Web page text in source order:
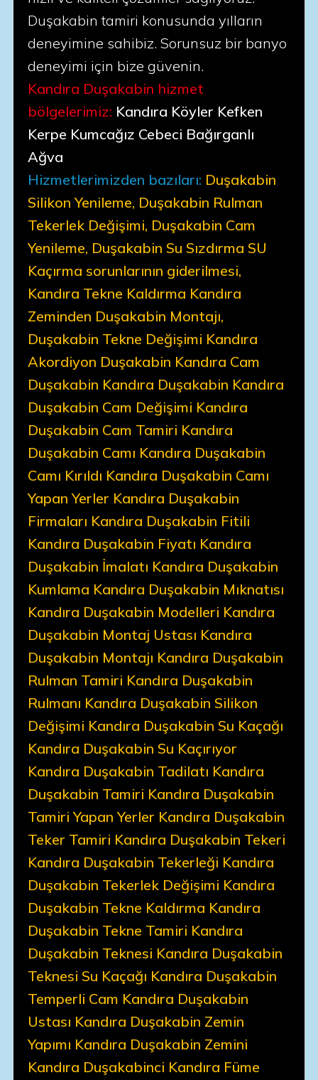
Duşakabin tamiri konusunda yılların
deneyimine sahibiz. Sorunsuz bir banyo
deneyimi için bize güvenin.
Kandıra Duşakabin hizmet
bölgelerimiz: Kandıra Köyler Kefken
Kerpe Kumcağız Cebeci Bağırganlı
Ağva
Hizmetlerimizden bazıları: Duşakabin
Silikon Yenileme, Duşakabin Rulman
Tekerlek Değişimi, Duşakabin Cam
Yenileme, Duşakabin Su Sızdırma SU
Kaçırma sorunlarının giderilmesi,
Kandıra Tekne Kaldırma Kandıra
Zeminden Duşakabin Montajı,
Duşakabin Tekne Değişimi Kandıra
Akordiyon Duşakabin Kandıra Cam
Duşakabin Kandıra Duşakabin Kandıra
Duşakabin Cam Değişimi Kandıra
Duşakabin Cam Tamiri Kandıra
Duşakabin Camı Kandıra Duşakabin
Camı Kırıldı Kandıra Duşakabin Camı
Yapan Yerler Kandıra Duşakabin
Firmaları Kandıra Duşakabin Fitili
Kandıra Duşakabin Fiyatı Kandıra
Duşakabin İmalatı Kandıra Duşakabin
Kumlama Kandıra Duşakabin Mıknatısı
Kandıra Duşakabin Modelleri Kandıra
Duşakabin Montaj Ustası Kandıra
Duşakabin Montajı Kandıra Duşakabin
Rulman Tamiri Kandıra Duşakabin
Rulmanı Kandıra Duşakabin Silikon
Değişimi Kandıra Duşakabin Su Kaçağı
Kandıra Duşakabin Su Kaçırıyor
Kandıra Duşakabin Tadilatı Kandıra
Duşakabin Tamiri Kandıra Duşakabin
Tamiri Yapan Yerler Kandıra Duşakabin
Teker Tamiri Kandıra Duşakabin Tekeri
Kandıra Duşakabin Tekerleği Kandıra
Duşakabin Tekerlek Değişimi Kandıra
Duşakabin Tekne Kaldırma Kandıra
Duşakabin Tekne Tamiri Kandıra
Duşakabin Teknesi Kandıra Duşakabin
Teknesi Su Kaçağı Kandıra Duşakabin
Temperli Cam Kandıra Duşakabin
Ustası Kandıra Duşakabin Zemin
Yapımı Kandıra Duşakabin Zemini
Kandıra Duşakabinci Kandıra Füme